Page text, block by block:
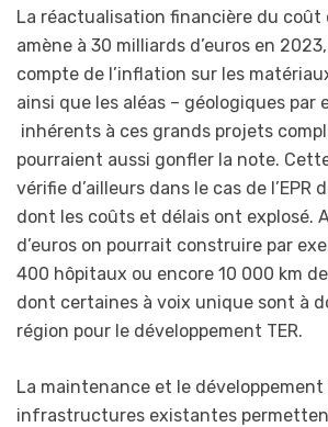
La réactualisation financière du coût
amène à 30 milliards d’euros en
compte de l’inflation sur les
ainsi que les aléas – géologiques par
inhérents à ces grands projets
pourraient aussi gonfler la note.
vérifie d’ailleurs dans le cas de l’EPR
dont les coûts et délais ont explosé.
d’euros on pourrait construire par
400 hôpitaux ou encore 10 000 km
dont certaines à voix unique sont à
région pour le développement TER.
La maintenance et le développement
infrastructures existantes